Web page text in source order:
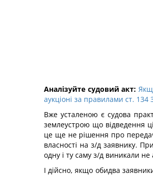
Аналізуйте судовий акт:
аукціоні за правилами ст.
Вже усталеною є судова
землеустрою що відведення
це ще не рішення про
власності на з/д заявнику.
одну і ту саму з/д виникали
І дійсно, якщо обидва